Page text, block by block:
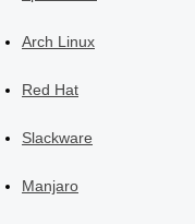
Arch Linux
Red Hat
Slackware
Manjaro